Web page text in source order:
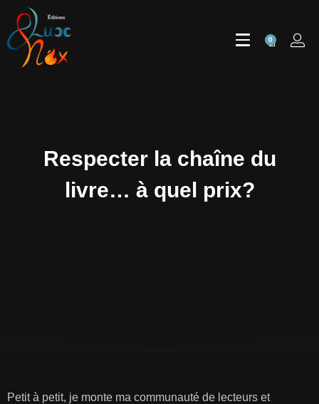
0
Respecter la chaîne du
livre… à quel prix?
Petit à petit, je monte ma communauté de lecteurs et